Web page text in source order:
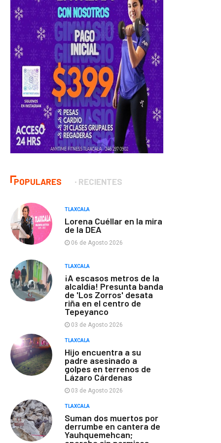
POPULARES RECIENTES
TLAXCALA
Lorena Cuéllar en la mira
de la DEA
06 de Agosto 2026
TLAXCALA
¡A escasos metros de la
alcaldía! Presunta banda
de 'Los Zorros' desata
riña en el centro de
Tepeyanco
03 de Agosto 2026
TLAXCALA
Hijo encuentra a su
padre asesinado a
golpes en terrenos de
Lázaro Cárdenas
03 de Agosto 2026
TLAXCALA
Suman dos muertos por
derrumbe en cantera de
Yauhquemehcan;